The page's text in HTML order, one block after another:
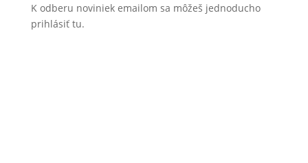
K odberu noviniek emailom sa môžeš jednoducho
prihlásiť tu.